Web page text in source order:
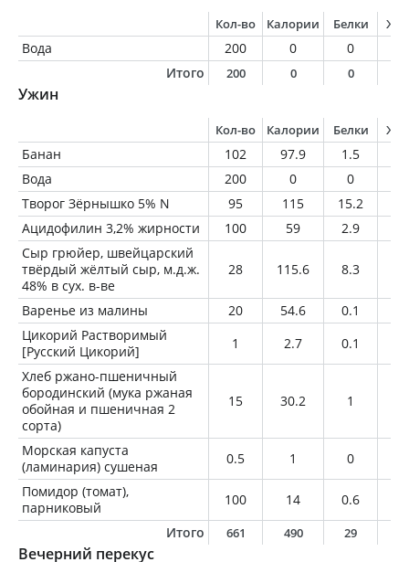
Кол-во Калории Белки
Вода 200 0 0
Итого
200 0 0
Ужин
Кол-во Калории Белки
Банан 102 97.9 1.5
Вода
200 0 0
Творог Зёрнышко 5% N
95 115 15.2
Ацидофилин 3,2% жирности
100 59 2.9
Сыр грюйер, швейцарский
твёрдый жёлтый сыр, м.д.ж.
48% в сух. в-ве
28 115.6 8.3
Варенье из малины 20 54.6 0.1
Цикорий Растворимый
[Русский Цикорий]
1 2.7 0.1
Хлеб ржано-пшеничный
бородинский (мука ржаная
обойная и пшеничная 2
сорта)
15 30.2 1
Морская капуста
(ламинария) сушеная
0.5 1 0
Помидор (томат),
парниковый
100 14 0.6
Итого
661 490 29
Вечерний перекус